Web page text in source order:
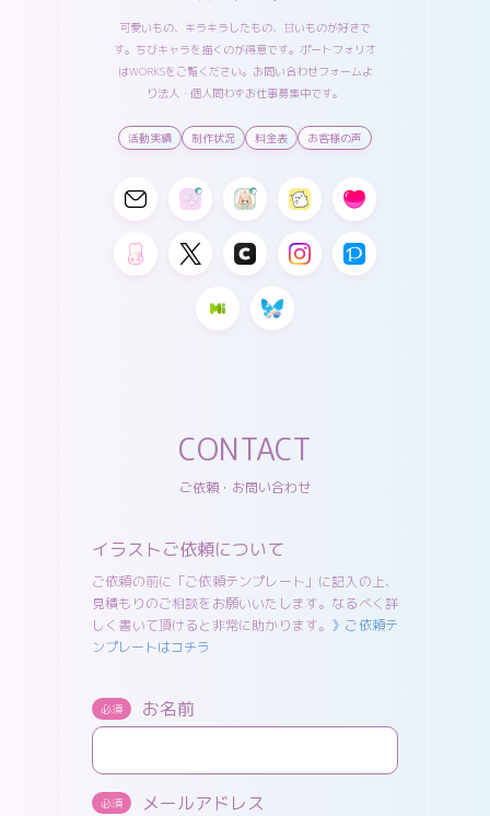
可愛いもの、キラキラしたもの、甘いものが好きで
す。ちびキャラを描くのが得意です。ポートフォリオ
はWORKSをご覧ください。 お問い合わせフォームよ
り法人・個人問わずお仕事募集中です。
活動実績 制作状況 料金表 お客様の声
CONTACT
ご依頼・お問い合わせ
イラストご依頼について
ご依頼の前に「ご依頼テンプレート」に記入の上、
見積もりのご相談をお願いいたします。なるべく詳
しく書いて頂けると非常に助かります。 》ご依頼テ
ンプレートはコチラ
必須 お名前
必須 メールアドレス